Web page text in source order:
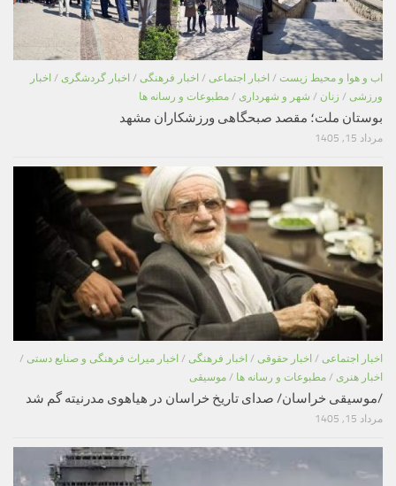
اب و هوا و محیط زیست / اخبار اجتماعی / اخبار فرهنگی / اخبار گردشگری / اخبار
ورزشی / زنان / شهر و شهرداری / مطبوعات و رسانه ها
بوستان ملت؛ مقصد صبحگاهی ورزشکاران مشهد
مرداد 15, 1405
اخبار اجتماعی / اخبار حقوقی / اخبار فرهنگی / اخبار میراث فرهنگی و صنایع دستی /
اخبار هنری / مطبوعات و رسانه ها / موسیقی
/موسیقی خراسان/ صدای تاریخ خراسان در هیاهوی مدرنیته گم شد
مرداد 15, 1405